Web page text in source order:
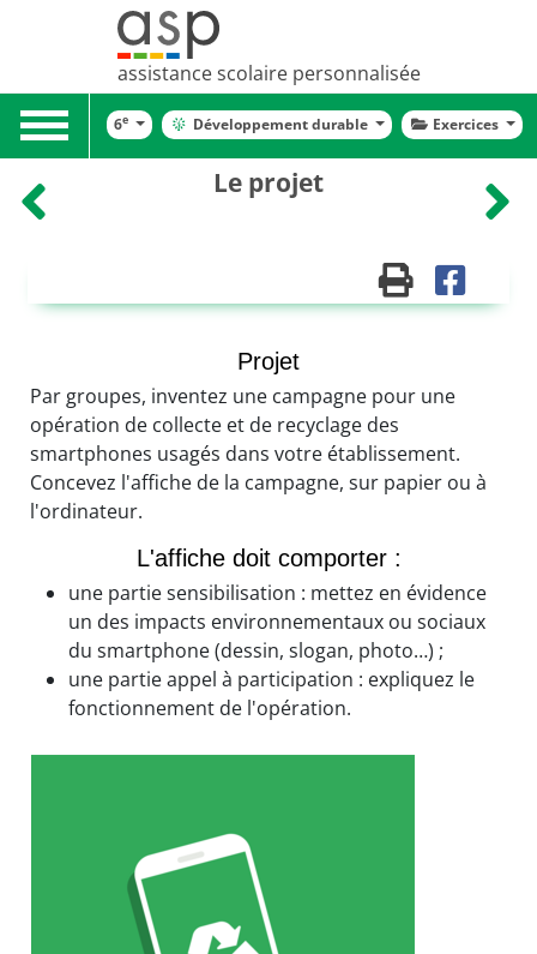
assistance scolaire personnalisée
Toggle
navigation
6e Développement durable Exercices
Le projet
Projet
Par groupes, inventez une campagne pour une
opération de collecte et de recyclage des
smartphones usagés dans votre établissement.
Concevez l'affiche de la campagne, sur papier ou à
l'ordinateur.
L'affiche doit comporter :
une partie sensibilisation : mettez en évidence
un des impacts environnementaux ou sociaux
du smartphone (dessin, slogan, photo…) ;
une partie appel à participation : expliquez le
fonctionnement de l'opération.